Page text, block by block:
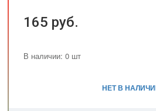
165 руб.
В наличии: 0 шт
НЕТ В